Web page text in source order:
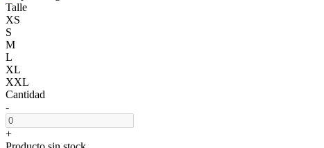
Talle
XS
S
M
L
XL
XXL
Cantidad
-
+